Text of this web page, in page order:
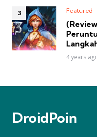
Featured
4 years
DroidPoin